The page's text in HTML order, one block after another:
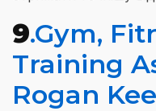
9.Gym,
Training
Rogan